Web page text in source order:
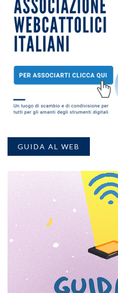
GUIDA AL WEB